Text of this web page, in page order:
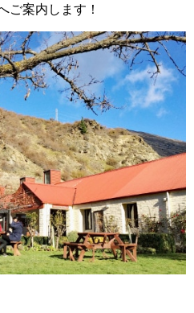
ご案内します！